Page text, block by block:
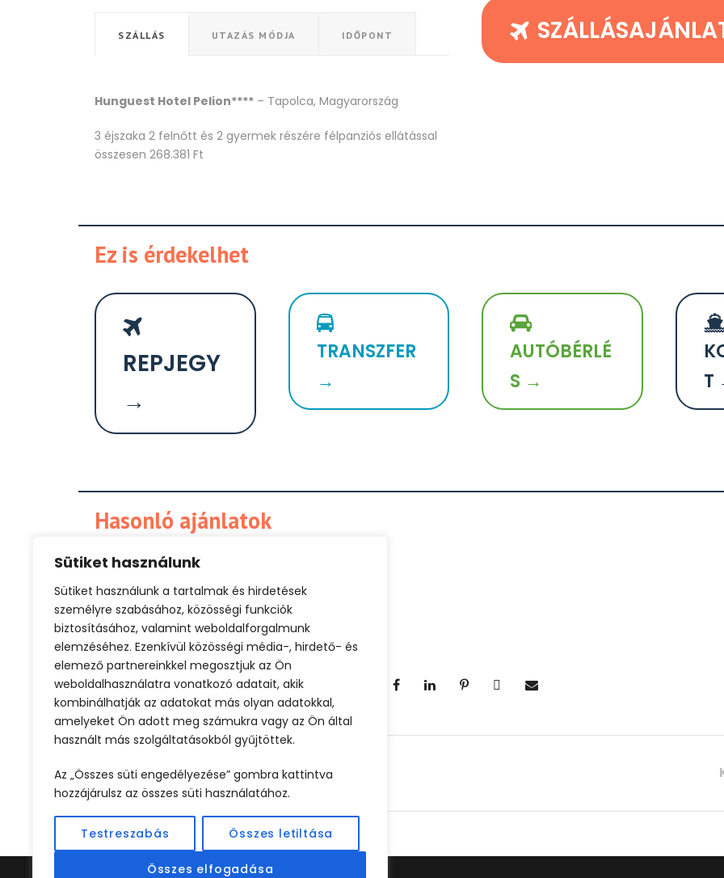
Sütiket használunk
Sütiket használunk a tartalmak és hirdetések
személyre szabásához, közösségi funkciók
biztosításához, valamint weboldalforgalmunk
elemzéséhez. Ezenkívül közösségi média-, hirdető- és
elemező partnereinkkel megosztjuk az Ön
weboldalhasználatra vonatkozó adatait, akik
kombinálhatják az adatokat más olyan adatokkal,
amelyeket Ön adott meg számukra vagy az Ön által
használt más szolgáltatásokból gyűjtöttek.
Az „Összes süti engedélyezése” gombra kattintva
hozzájárulsz az összes süti használatához.
Testreszabás Összes letiltása
Összes elfogadása
SZÁLLÁS UTAZÁS MÓDJA IDŐPONT
Hunguest Hotel Pelion**** – Tapolca, Magyarország
3 éjszaka 2 felnőtt és 2 gyermek részére félpanziós ellátással
összesen 268.381 Ft
Ez is érdekelhet
REPJEGY
→
TRANSZFER
→
AUTÓBÉRLÉ
S →
T
Hasonló ajánlatok
Wellness kikapcsolódás
ELŐZŐ